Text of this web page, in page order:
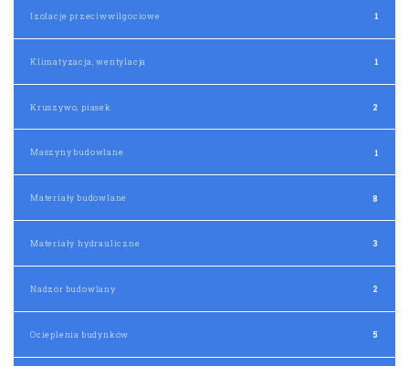
Izolacje przeciwwilgociowe 1
Klimatyzacja, wentylacja 1
Kruszywo, piasek 2
Maszyny budowlane 1
Materiały budowlane 8
Materiały hydrauliczne 3
Nadzór budowlany 2
Ocieplenia budynków 5